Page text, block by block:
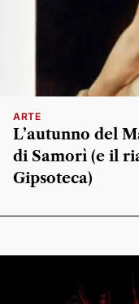
ARTE
L’autunno del
di Samorì (e il
Gipsoteca)